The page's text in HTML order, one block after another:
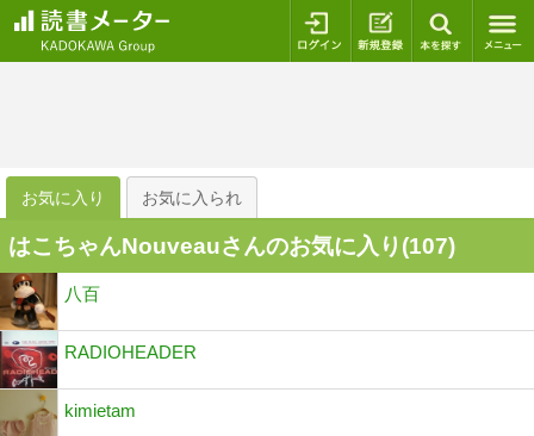
ログイン 新規登録
お気に入り お気に入られ
はこちゃんNouveauさんのお気に入り(107)
八百
RADIOHEADER
kimietam